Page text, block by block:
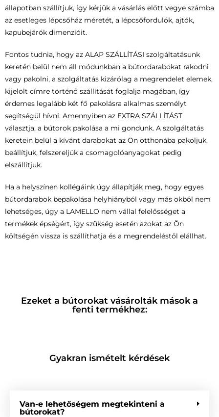
állapotban szállítjuk, így kérjük a vásárlás előtt vegye számba
az esetleges lépcsőház méretét, a lépcsőfordulók, ajtók,
kapubejárók dimenzióit.
Fontos tudnia, hogy az ALAP SZÁLLÍTÁSI szolgáltatásunk
keretén belül nem áll módunkban a bútordarabokat rakodni
vagy pakolni, a szolgáltatás kizárólag a megrendelet elemek,
kijelölt címre történő szállítását foglalja magában, így
érdemes legalább két fő pakolásra alkalmas személyt
segítségül hívni. Amennyiben az EXTRA SZÁLLÍTÁST
választja, a bútorok pakolása a mi gondunk. A szolgáltatás
keretein belül a kívánt darabokat az Ön otthonába pakoljuk,
beállítjuk, felszereljük a csomagolóanyagokat pedig
elszállítjuk.
Ha a helyszínen kollégáink úgy állapítják meg, hogy egyes
bútordarabok bepakolása helyhiányból vagy más okból nem
lehetséges, úgy a LAMELLO nem vállal felelősséget a
termékek épségért, így szükség esetén azokat az Ön
költségén vissza is szállíthatja és a megrendeléstől elállhat.
Ezeket a bútorokat vásárolták mások a
fenti termékhez:
Gyakran ismételt kérdések
Van-e lehetőségem megtekinteni a
bútorokat?